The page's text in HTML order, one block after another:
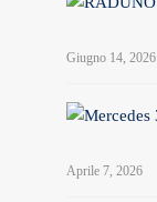
Giugno 14, 2026
Aprile 7, 2026